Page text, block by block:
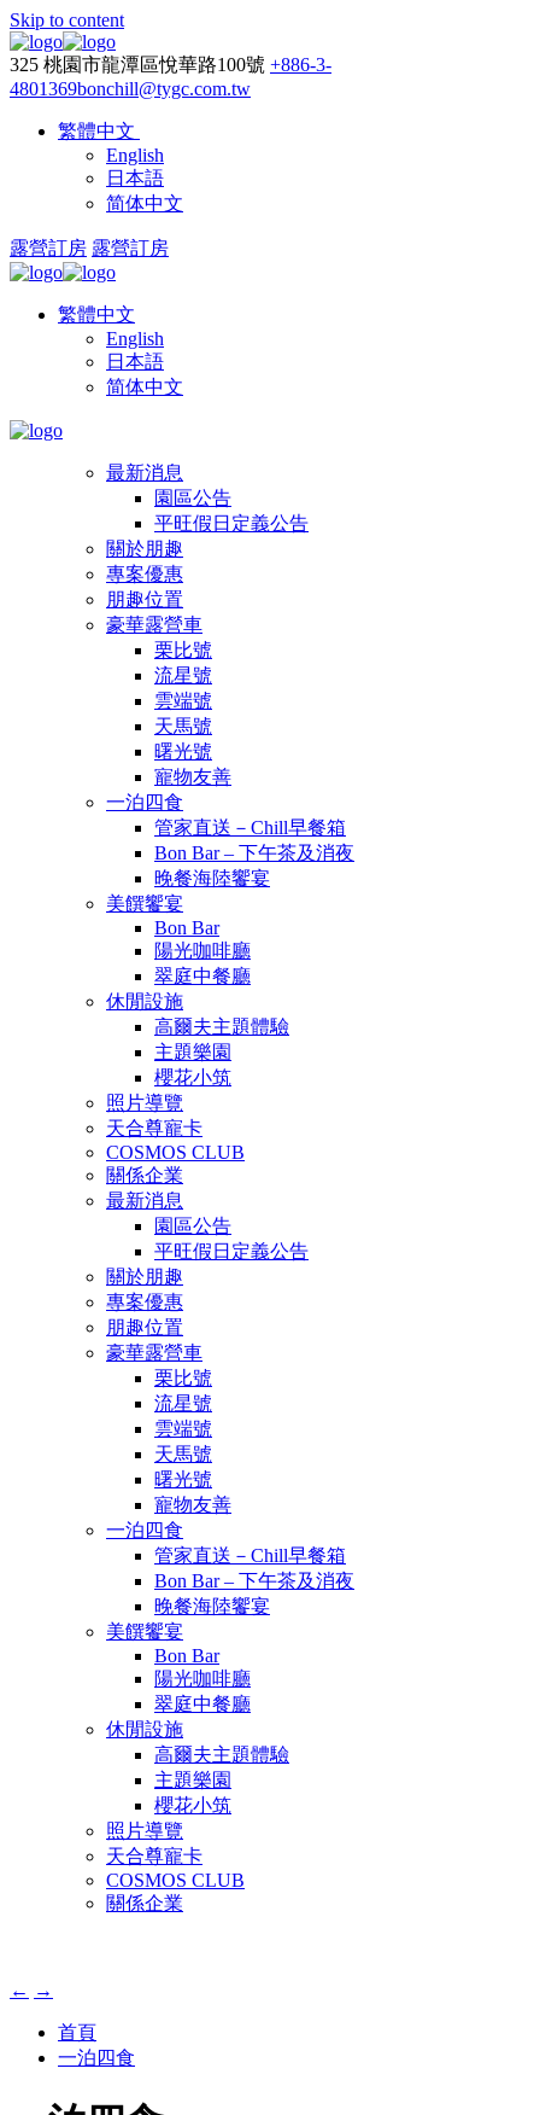
Skip to content
325 桃園市龍潭區悅華路100號 +886-3-
4801369bonchill@tygc.com.tw
繁體中文
English
日本語
简体中文
露營訂房 露營訂房
繁體中文
English
日本語
简体中文
最新消息
園區公告
平旺假日定義公告
關於朋趣
專案優惠
朋趣位置
豪華露營車
栗比號
流星號
雲端號
天馬號
曙光號
寵物友善
一泊四食
管家直送－Chill早餐箱
Bon Bar – 下午茶及消夜
晚餐海陸饗宴
美饌饗宴
Bon Bar
陽光咖啡廳
翠庭中餐廳
休閒設施
高爾夫主題體驗
主題樂園
櫻花小筑
照片導覽
天合尊寵卡
COSMOS CLUB
關係企業
最新消息
園區公告
平旺假日定義公告
關於朋趣
專案優惠
朋趣位置
豪華露營車
栗比號
流星號
雲端號
天馬號
曙光號
寵物友善
一泊四食
管家直送－Chill早餐箱
Bon Bar – 下午茶及消夜
晚餐海陸饗宴
美饌饗宴
Bon Bar
陽光咖啡廳
翠庭中餐廳
休閒設施
高爾夫主題體驗
主題樂園
櫻花小筑
照片導覽
天合尊寵卡
COSMOS CLUB
關係企業
← →
首頁
一泊四食